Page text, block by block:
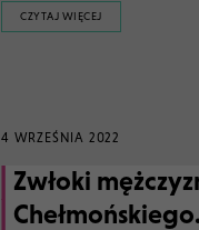
CZYTAJ WIĘCEJ
4 WRZEŚNIA 2022
Zwłoki